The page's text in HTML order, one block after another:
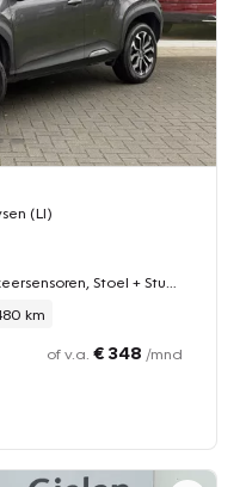
(LI)
km
of v.a. € 348 /mnd